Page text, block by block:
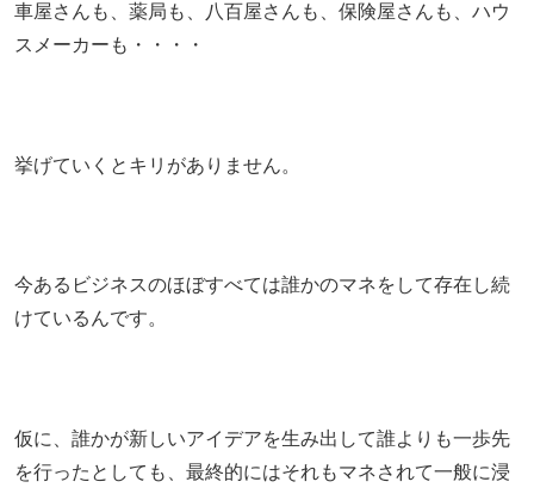
車屋さんも、薬局も、八百屋さんも、保険屋さんも、ハウ
スメーカーも・・・・
挙げていくとキリがありません。
今あるビジネスのほぼすべては誰かのマネをして存在し続
けているんです。
仮に、誰かが新しいアイデアを生み出して誰よりも一歩先
を行ったとしても、最終的にはそれもマネされて一般に浸